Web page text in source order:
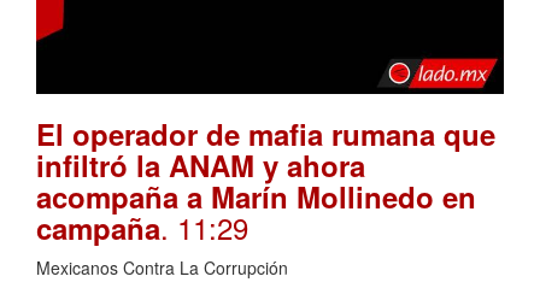
El operador de mafia rumana que
infiltró la ANAM y ahora
acompaña a Marín Mollinedo en
campaña. 11:29
Mexicanos Contra La Corrupción